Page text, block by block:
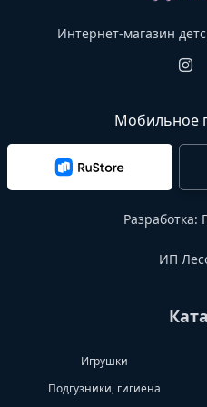
Интернет-магазин
Мобильное
Разработка:
ИП
Игрушки
Подгузники, гигиена